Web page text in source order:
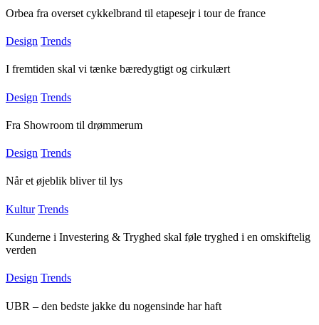
Orbea fra overset cykkelbrand til etapesejr i tour de france
Design Trends
I fremtiden skal vi tænke bæredygtigt og cirkulært
Design Trends
Fra Showroom til drømmerum
Design Trends
Når et øjeblik bliver til lys
Kultur Trends
Kunderne i Investering & Tryghed skal føle tryghed i en omskiftelig
verden
Design Trends
UBR – den bedste jakke du nogensinde har haft